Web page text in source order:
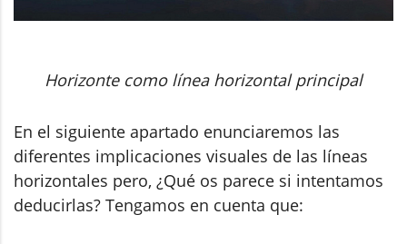
Horizonte como línea horizontal principal
En el siguiente apartado enunciaremos las
diferentes implicaciones visuales de las líneas
horizontales pero, ¿Qué os parece si intentamos
deducirlas? Tengamos en cuenta que: